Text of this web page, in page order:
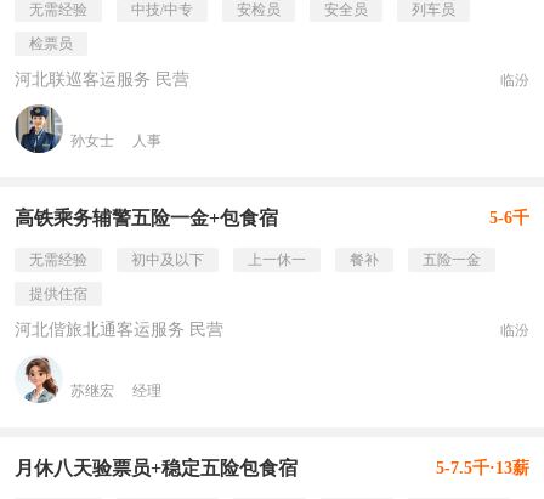
无需经验 中技/中专 安检员 安全员
列车员
检票员
河北联巡客运服务 民营 临汾
孙女士 人事
高铁乘务辅警五险一金+包食宿 5-6千
无需经验 初中及以下 上一休一 餐补
五险一金
提供住宿
河北偕旅北通客运服务 民营 临汾
苏继宏 经理
月休八天验票员+稳定五险包食宿 5-7.5千·13薪